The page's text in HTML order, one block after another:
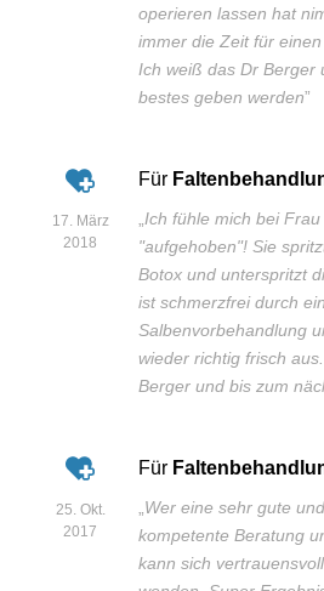
operieren lassen hat
immer die Zeit für
Ich weiß das Dr Berger
bestes geben werden”
17. März
2018
Für
Ich fühle mich bei
"aufgehoben"! Sie
Botox und unterspritzt
ist schmerzfrei durch
Salbenvorbehandlung
wieder richtig frisch
Berger und bis zum
25. Okt.
2017
Für
Wer eine sehr gute
kompetente Beratung
kann sich